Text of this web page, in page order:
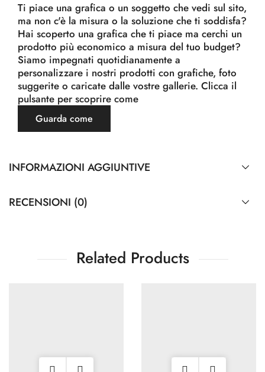
Ti piace una grafica o un soggetto che vedi sul sito,
ma non c'è la misura o la soluzione che ti soddisfa?
Hai scoperto una grafica che ti piace ma cerchi un
prodotto più economico a misura del tuo budget?
Siamo impegnati quotidianamente a
personalizzare i nostri prodotti con grafiche, foto
suggerite o caricate dalle vostre gallerie. Clicca il
pulsante per scoprire come
Guarda come
INFORMAZIONI AGGIUNTIVE
RECENSIONI (0)
Related Products